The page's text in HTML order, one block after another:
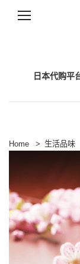
日本代购平
Home > 生活品味